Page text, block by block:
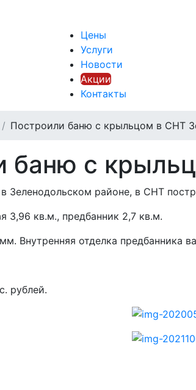
Цены
Услуги
Новости
Акции
Контакты
Построили баню с крыльцом в СНТ
баню с
Зеленодольском районе, в СНТ
3,96 кв.м., предбанник 2,7 кв.м.
Внутренняя отделка предбанника
рублей.